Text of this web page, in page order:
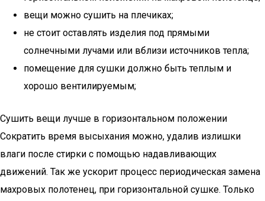
вещи можно сушить на плечиках;
не стоит оставлять изделия под прямыми
солнечными лучами или вблизи источников тепла;
помещение для сушки должно быть теплым и
хорошо вентилируемым;
Сушить вещи лучше в горизонтальном положении
Сократить время высыхания можно, удалив излишки
влаги после стирки с помощью надавливающих
движений. Так же ускорит процесс периодическая замена
махровых полотенец, при горизонтальной сушке. Только